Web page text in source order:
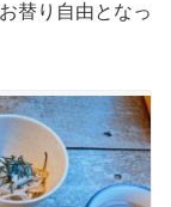
替り自由となっ